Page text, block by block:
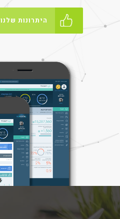
היתרונות שלנו